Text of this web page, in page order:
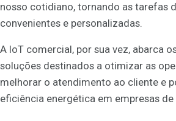
nosso cotidiano, tornando as tarefas
convenientes e personalizadas.
A IoT comercial, por sua vez, abarca
soluções destinados a otimizar as
melhorar o atendimento ao cliente e
eficiência energética em empresas